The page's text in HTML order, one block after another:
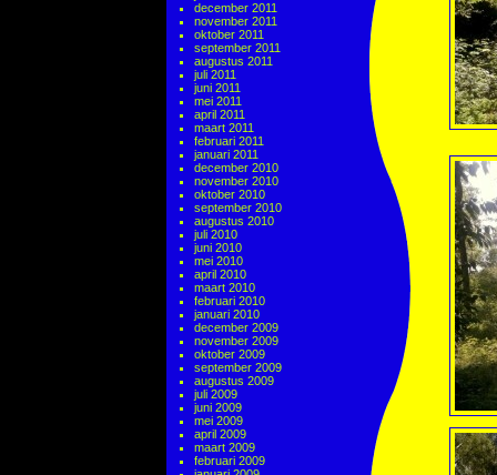
december 2011
november 2011
oktober 2011
september 2011
augustus 2011
juli 2011
juni 2011
mei 2011
april 2011
maart 2011
februari 2011
januari 2011
december 2010
november 2010
oktober 2010
september 2010
augustus 2010
juli 2010
juni 2010
mei 2010
april 2010
maart 2010
februari 2010
januari 2010
december 2009
november 2009
oktober 2009
september 2009
augustus 2009
juli 2009
juni 2009
mei 2009
april 2009
maart 2009
februari 2009